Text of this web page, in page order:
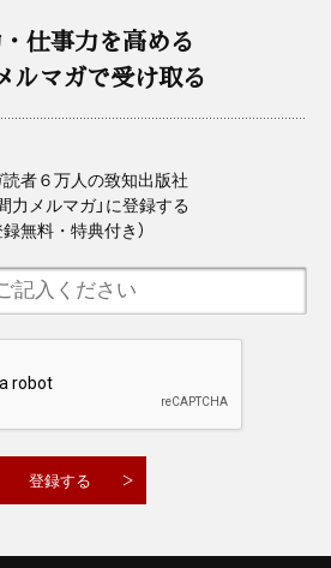
仕事力を高める
ルマガで受け取る
者６万人の致知出版社
力メルマガ」に登録する
録無料・特典付き）